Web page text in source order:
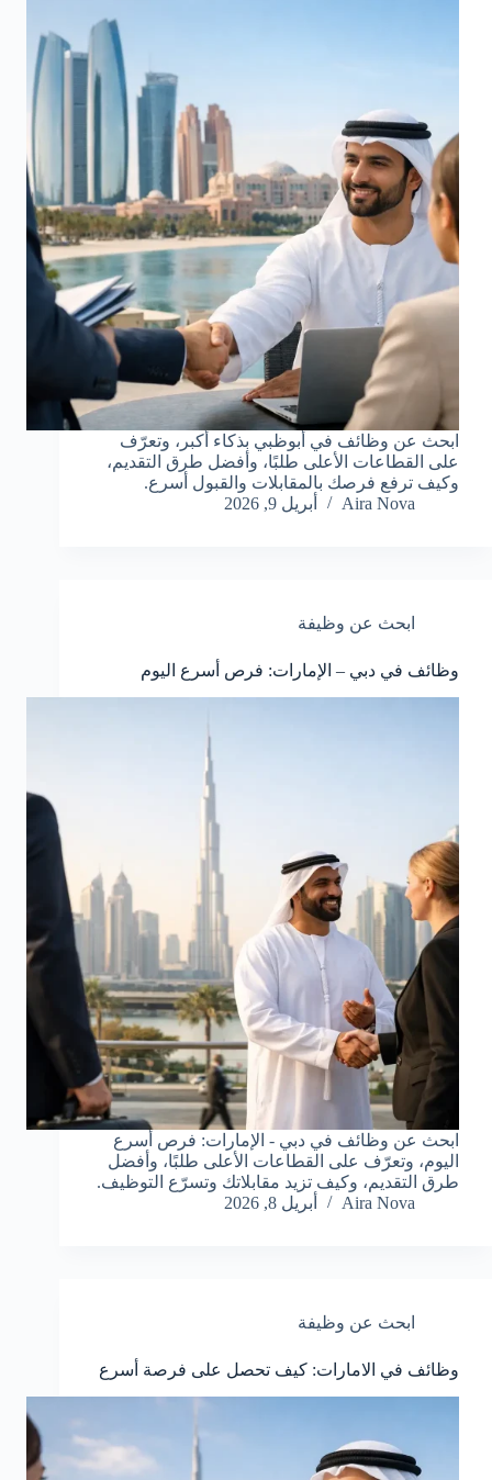
ابحث عن وظائف في أبوظبي بذكاء أكبر، وتعرّف
على القطاعات الأعلى طلبًا، وأفضل طرق التقديم،
وكيف ترفع فرصك بالمقابلات والقبول أسرع.
Aira Nova
أبريل 9, 2026
ابحث عن وظيفة
وظائف في دبي – الإمارات: فرص أسرع اليوم
ابحث عن وظائف في دبي - الإمارات: فرص أسرع
اليوم، وتعرّف على القطاعات الأعلى طلبًا، وأفضل
طرق التقديم، وكيف تزيد مقابلاتك وتسرّع التوظيف.
Aira Nova
أبريل 8, 2026
ابحث عن وظيفة
وظائف في الامارات: كيف تحصل على فرصة أسرع